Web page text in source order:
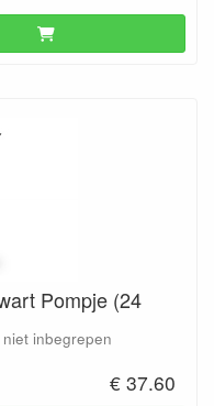
Pompje (24
inbegrepen
€ 37.60